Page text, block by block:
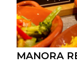
MANORA